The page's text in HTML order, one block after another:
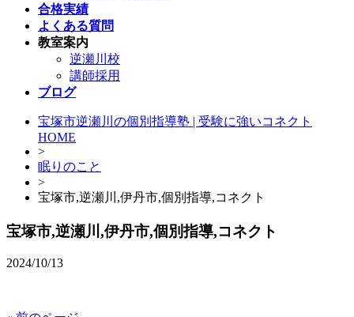
合格実績
よくある質問
教室案内
逆瀬川校
講師採用
ブログ
宝塚市逆瀬川の個別指導塾 | 受験に強いコネクト
HOME
>
眠りのこと
>
宝塚市,逆瀬川,伊丹市,個別指導,コネクト
宝塚市,逆瀬川,伊丹市,個別指導,コネクト
2024/10/13